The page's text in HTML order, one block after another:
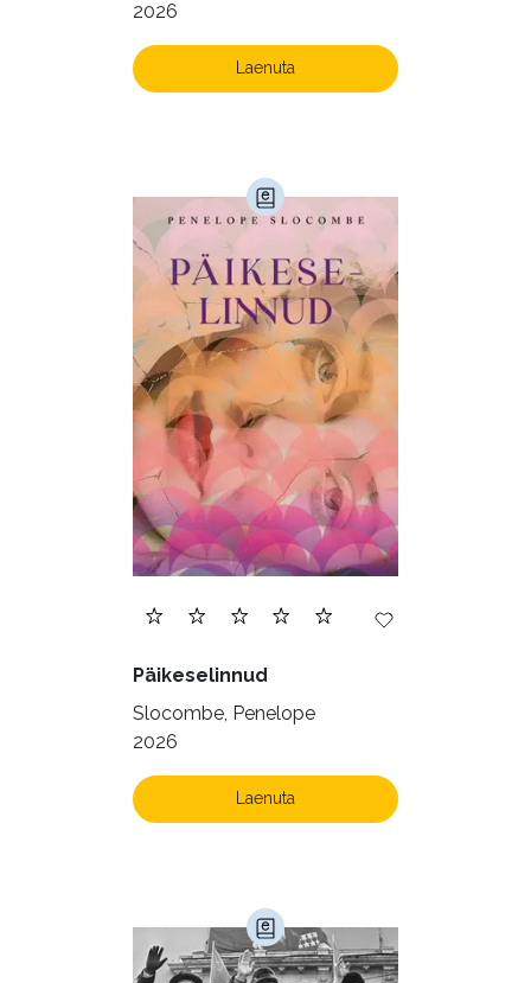
2026
Laenuta
Päikeselinnud
Slocombe, Penelope
2026
Laenuta